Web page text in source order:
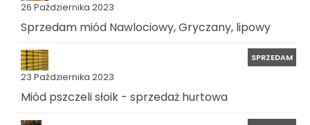
26 Października 2023
Sprzedam miód Nawlociowy, Gryczany, lipowy
23 Października 2023
SPRZEDAM
Miód pszczeli słoik - sprzedaż hurtowa